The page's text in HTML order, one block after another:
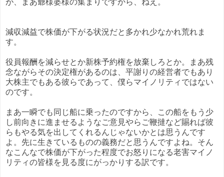
が、まあ爺様婆様の集まりですから、ねえ。
減収減益で株価が下がる状況だと多かれ少なかれ荒れま
す。
役員報酬を減らせとか新株予約権を放棄しろとか。まあ残
念ながらその決定権があるのは、平謝りの経営者でもあり
大株主でもある彼らであって、僕らマイノリティではない
のです。
まあ一瞬でも同じ船に乗ったのですから、この船をもう少
し前向きに進ませるようなご意見やらご鞭撻など賜れば彼
らもやる気を出してくれるんじゃないかとは思うんです
よ。先に生きているものの義務だと思うんですよね。そん
なこんなで株価が下がった程度でお怒りになる老害マイノ
リティの皆様を見る度にがっかりする訳です。